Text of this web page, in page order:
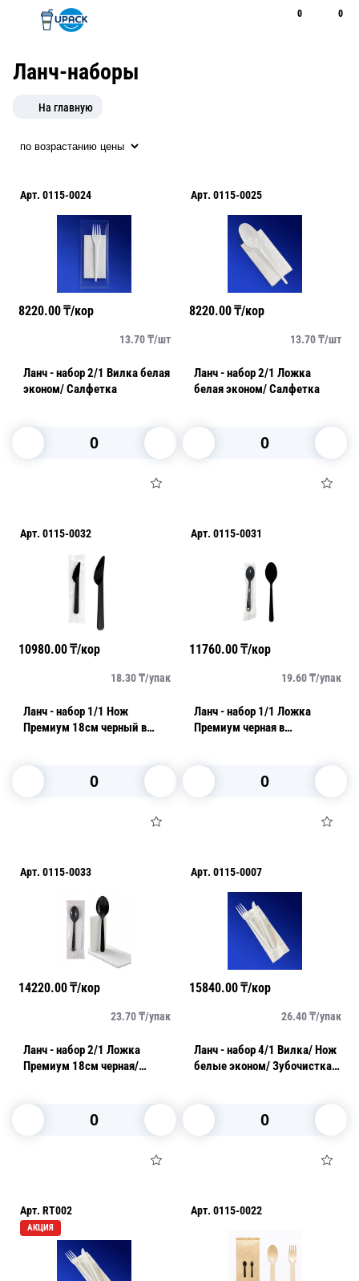
0 0
Ланч-наборы
На главную
Арт. 0115-0024
8220.00₸/кор
13.70₸/шт
Ланч - набор 2/1 Вилка белая
эконом/ Салфетка
Арт. 0115-0025
8220.00₸/кор
13.70₸/шт
Ланч - набор 2/1 Ложка
белая эконом/ Cалфетка
Арт. 0115-0032
10980.00₸/кор
18.30₸/упак
Ланч - набор 1/1 Нож
Премиум 18см черный в
Арт. 0115-0031
11760.00₸/кор
19.60₸/упак
Ланч - набор 1/1 Ложка
Премиум черная в
Арт. 0115-0033
14220.00₸/кор
23.70₸/упак
Ланч - набор 2/1 Ложка
Премиум 18см черная/
Арт. 0115-0007
15840.00₸/кор
26.40₸/упак
Ланч - набор 4/1 Вилка/ Нож
белые эконом/ Зубочистка/
Арт. RT002
АКЦИЯ
Арт. 0115-0022